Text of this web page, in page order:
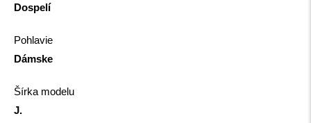
Dospelí
Pohlavie
Dámske
Šírka modelu
J.